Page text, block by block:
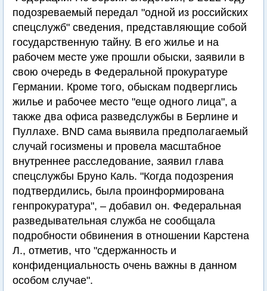
подозреваемый передал "одной из российских
спецслужб" сведения, представляющие собой
государственную тайну. В его жилье и на
рабочем месте уже прошли обыски, заявили в
свою очередь в Федеральной прокуратуре
Германии. Кроме того, обыскам подверглись
жилье и рабочее место "еще одного лица", а
также два офиса разведслужбы в Берлине и
Пуллахе. BND сама выявила предполагаемый
случай госизмены и провела масштабное
внутреннее расследование, заявил глава
спецслужбы Бруно Каль. "Когда подозрения
подтвердились, была проинформирована
генпрокуратура", – добавил он. Федеральная
разведывательная служба не сообщала
подробности обвинения в отношении Карстена
Л., отметив, что "сдержанность и
конфиденциальность очень важны в данном
особом случае".